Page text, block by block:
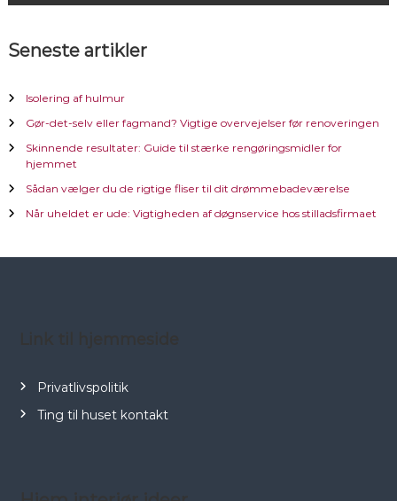
l
æ
g
s
n
a
g
a
Seneste artikler
Isolering af hulmur
Gør-det-selv eller fagmand? Vigtige overvejelser før renoveringen
Skinnende resultater: Guide til stærke rengøringsmidler for
hjemmet
Sådan vælger du de rigtige fliser til dit drømmebadeværelse
Når uheldet er ude: Vigtigheden af døgnservice hos stilladsfirmaet
Privatlivspolitik
Ting til huset kontakt